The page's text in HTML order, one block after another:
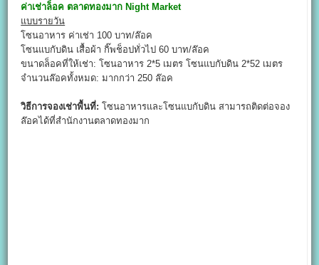
ค่าเช่าล็อค ตลาดทองมาก Night Market
แบบรายวัน
โซนอาหาร ค่าเช่า 100 บาท/ล๊อค
โซนแบกับดิน เสื้อผ้า กิ๊พช็อปทั่วไป 60 บาท/ล๊อค
ขนาดล็อคที่ให้เช่า: โซนอาหาร 2*5 เมตร โซนแบกับดิน 2*52 เมตร
จำนวนล๊อคทั้งหมด: มากกว่า 250 ล๊อค
วิธีการจองเช่าพื้นที่: โซนอาหารและโซนแบกับดิน สามารถติดต่อจอง
ล๊อคได้ที่สำนักงานตลาดทองมาก